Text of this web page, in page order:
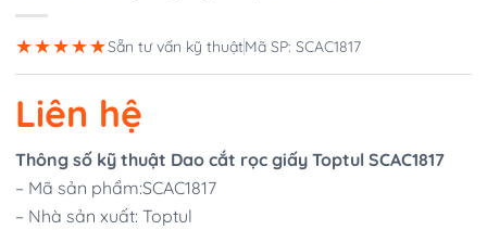
★★★★★Sẵn tư vấn kỹ thuậtMã SP: SCAC1817
Liên hệ
Thông số kỹ thuật Dao cắt rọc giấy Toptul SCAC1817
– Mã sản phẩm:SCAC1817
– Nhà sản xuất: Toptul